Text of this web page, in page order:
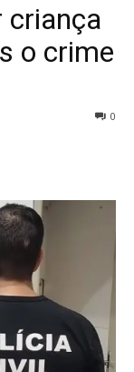
criança
o crime
0